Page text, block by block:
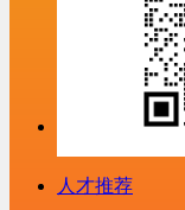
人才推荐